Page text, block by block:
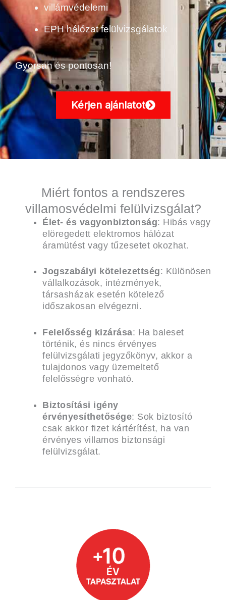
villámvédelemi
EPH hálózat felülvizsgálatok
Gyorsan és pontosan!
Kérjen ajánlatot
Miért fontos a rendszeres
villamosvédelmi felülvizsgálat?
Élet- és vagyonbiztonság: Hibás vagy
elöregedett elektromos hálózat
áramütést vagy tűzesetet okozhat.
Jogszabályi kötelezettség: Különösen
vállalkozások, intézmények,
társasházak esetén kötelező
időszakosan elvégezni.
Felelősség kizárása: Ha baleset
történik, és nincs érvényes
felülvizsgálati jegyzőkönyv, akkor a
tulajdonos vagy üzemeltető
felelősségre vonható.
Biztosítási igény
érvényesíthetősége: Sok biztosító
csak akkor fizet kártérítést, ha van
érvényes villamos biztonsági
felülvizsgálat.